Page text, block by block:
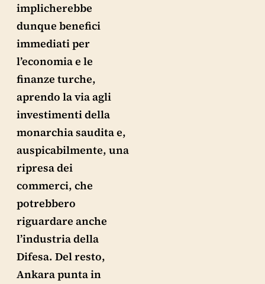
implicherebbe
dunque benefici
immediati per
l’economia e le
finanze turche,
aprendo la via agli
investimenti della
monarchia saudita e,
auspicabilmente, una
ripresa dei
commerci, che
potrebbero
riguardare anche
l’industria della
Difesa. Del resto,
Ankara punta in